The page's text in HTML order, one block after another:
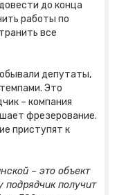
до конца
работы по
все
депутаты,
Это
– компания
фрезерование.
приступят к
– это объект
подрядчик получит